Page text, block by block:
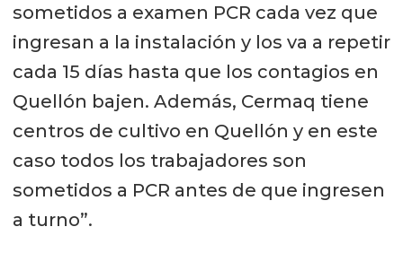
sometidos a examen PCR cada vez que
ingresan a la instalación y los va a repetir
cada 15 días hasta que los contagios en
Quellón bajen. Además, Cermaq tiene
centros de cultivo en Quellón y en este
caso todos los trabajadores son
sometidos a PCR antes de que ingresen
a turno”.